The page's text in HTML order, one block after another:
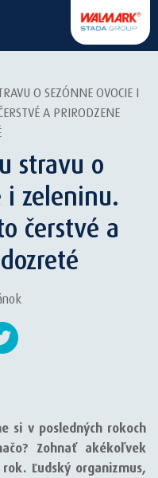
O SEZÓNNE OVOCIE I
A PRIRODZENE
stravu o
i zeleninu.
čerstvé a
si v posledných rokoch
Zohnať akékoľvek
Ľudský organizmus,